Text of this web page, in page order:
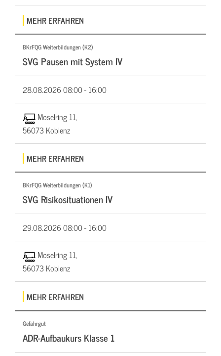
MEHR ERFAHREN
BKrFQG Weiterbildungen (K2)
SVG Pausen mit System IV
28.08.202608:00 - 16:00
Moselring 11,
56073 Koblenz
MEHR ERFAHREN
BKrFQG Weiterbildungen (K1)
SVG Risikosituationen IV
29.08.202608:00 - 16:00
Moselring 11,
56073 Koblenz
MEHR ERFAHREN
Gefahrgut
ADR-Aufbaukurs Klasse 1